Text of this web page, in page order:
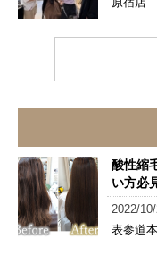
酸性縮
い方必
2022/
表参道